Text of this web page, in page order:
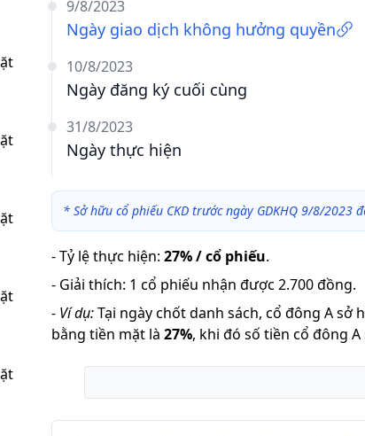
9/8/2023
Ngày giao dịch không hưởng quyền
10/8/2023
Ngày đăng ký cuối cùng
31/8/2023
Ngày thực hiện
* Sở hữu cổ phiếu CKD trước ngày GDKHQ 9/8/2023
-Tỷ lệ thực hiện: 27% / cổ phiếu.
- Giải thích: 1 cổ phiếu nhận được 2.700 đồng.
- Ví dụ:Tại ngày chốt danh sách, cổ đông A sở
bằng tiền mặt là 27%, khi đó số tiền cổ đông